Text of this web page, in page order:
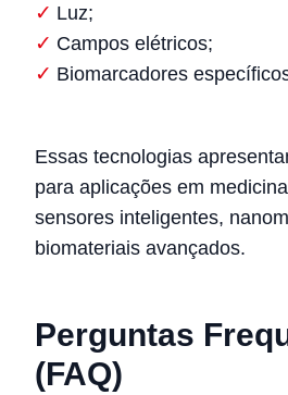
Luz;
Campos elétricos;
Biomarcadores
Essas tecnologias
para aplicações em
sensores inteligentes,
biomateriais avançados.
Perguntas
(FAQ)